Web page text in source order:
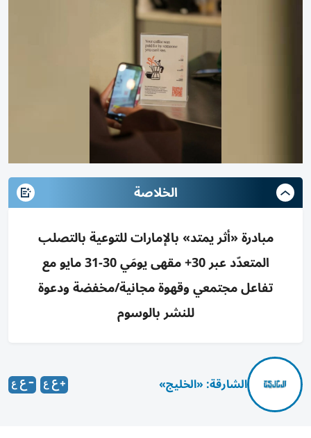
الخلاصة
مبادرة «أثر يمتد» بالإمارات للتوعية بالتصلب
المتعدّد عبر 30+ مقهى يومَي 30-31 مايو مع
تفاعل مجتمعي وقهوة مجانية/مخفضة ودعوة
للنشر بالوسوم
الشارقة: «الخليج»